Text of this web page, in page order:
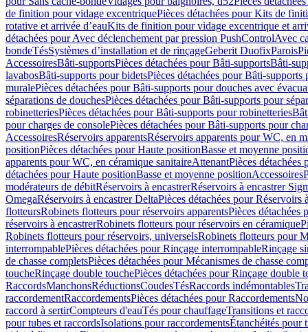
de finition pour vidage excentriquePièces détachées pour Kits de
rotative et arrivée d’eauKits de finition pour vidage excentrique et
détachées pour Avec déclenchement par pression PushControlAvec
bondeTésSystèmes d’installation et de rinçageGeberit DuofixParois
AccessoiresBâti-supportsPièces détachées pour Bâti-supportsBâti-
lavabosBâti-supports pour bidetsPièces détachées pour Bâti-supports
muralePièces détachées pour Bâti-supports pour douches avec
séparations de douchesPièces détachées pour Bâti-supports pour
robinetteriesPièces détachées pour Bâti-supports pour robinetteries
pour charges de consolePièces détachées pour Bâti-supports pour
AccessoiresRéservoirs apparentsRéservoirs apparents pour WC, en
positionPièces détachées pour Haute positionBasse et moyenne
apparents pour WC, en céramique sanitaireAttenantPièces détachées
détachées pour Haute positionBasse et moyenne positionAccessoires
modérateurs de débitRéservoirs à encastrerRéservoirs à encastrer
OmegaRéservoirs à encastrer DeltaPièces détachées pour Réservoirs
flotteursRobinets flotteurs pour réservoirs apparentsPièces détachées
réservoirs à encastrerRobinets flotteurs pour réservoirs en céramique
Robinets flotteurs pour réservoirs, universelsRobinets flotteurs pour
interrompablePièces détachées pour Rinçage interrompableRinçage
de chasse completsPièces détachées pour Mécanismes de chasse
toucheRinçage double touchePièces détachées pour Rinçage double
RaccordsManchonsRéductionsCoudesTésRaccords indémontables
raccordementRaccordementsPièces détachées pour Raccordements
raccord à sertirCompteurs d'eauTés pour chauffageTransitions et
pour tubes et raccordsIsolations pour raccordementsÉtanchéités pour